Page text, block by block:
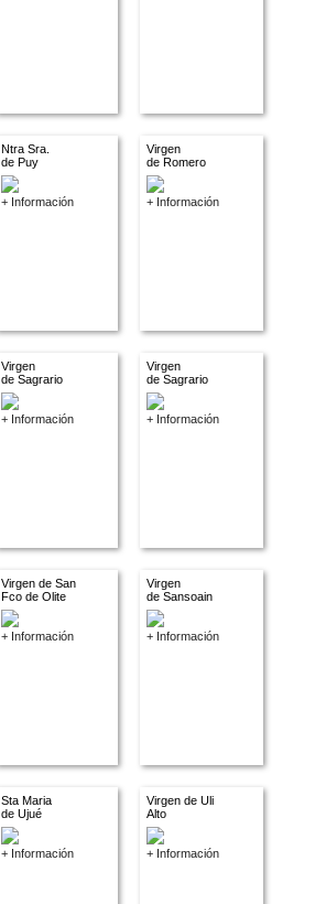
Ntra Sra.
de Puy
+ Información
Virgen
de Romero
+ Información
Virgen
de Sagrario
+ Información
Virgen
de Sagrario
+ Información
Virgen de San
Fco de Olite
+ Información
Virgen
de Sansoain
+ Información
Sta Maria
de Ujué
+ Información
Virgen de Uli
Alto
+ Información